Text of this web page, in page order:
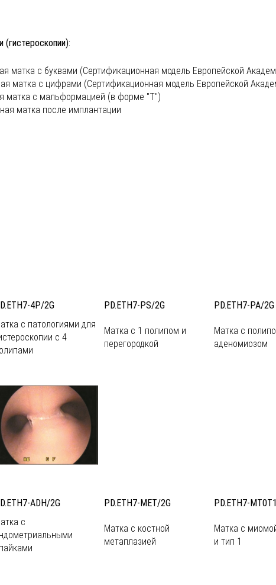
(гистероскопии):
матка с буквами (Сертификационная модель Европейской
матка с цифрами (Сертификационная модель Европейской
матка с мальформацией (в форме "T")
матка после имплантации
4P/2G PD.ETH7-PS/2G
PD.ETH7-PA/2G
с патологиями для
с 4
Матка с 1 полипом и
перегородкой
Матка с
аденомиозом
ADH/2G PD.ETH7-MET/2G PD.ETH7-
с
Матка с костной
метаплазией
Матка с
и тип 1